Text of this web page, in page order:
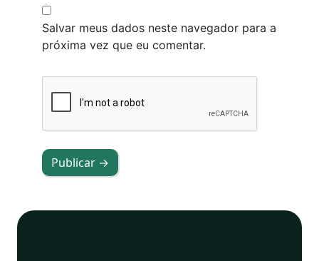
Salvar meus dados neste navegador para a
próxima vez que eu comentar.
Publicar →